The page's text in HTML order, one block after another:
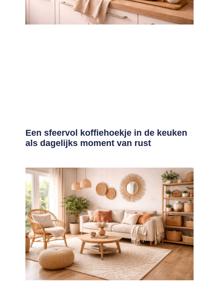
Een sfeervol koffiehoekje in de keuken
als dagelijks moment van rust